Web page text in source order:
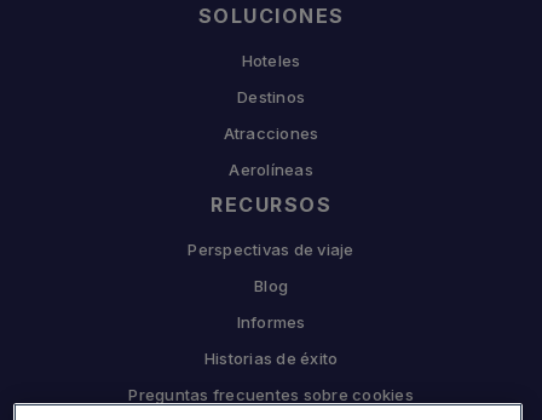
SOLUCIONES
Hoteles
Destinos
Atracciones
Aerolíneas
RECURSOS
Perspectivas de viaje
Blog
Informes
Historias de éxito
Preguntas frecuentes sobre cookies